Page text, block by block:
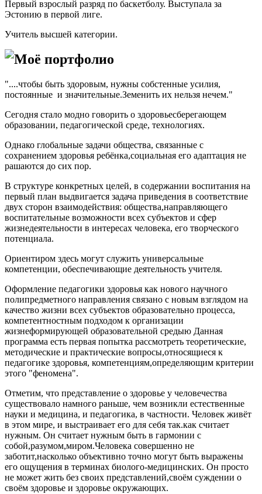
Первый взрослый разряд по баскетболу. Выступала за
Эстонию в первой лиге.
Учитель высшей категории.
Моё портфолио
"....чтобы быть здоровым, нужны собстенные усилия,
постоянные и значительные.Земенить их нельзя нечем."
Сегодня стало модно говорить о здоровьесберегающем
образовании, педагогической среде, технологиях.
Однако глобальные задачи общества, связанные с
сохранением здоровья ребёнка,социальная его адаптация не
рашаются до сих пор.
В структуре конкретных целей, в содержании воспитания на
первый план выдвигается задача приведения в соответствие
двух сторон взаимодействия: общества,направляющего
воспитательные возможности всех субъектов и сфер
жизнедеятельности в интересах человека, его творческого
потенциала.
Ориентиром здесь могут служить универсальные
компетенции, обеспечивающие деятельность учителя.
Оформление педагогики здоровья как нового научного
полипредметного направления связано с новым взглядом на
качество жизни всех субъектов образовательно процесса,
компетентностным подходом к организации
жизнеформирующей образовательной средыю Данная
программа есть первая попытка рассмотреть теоретические,
методические и практические вопросы,относящиеся к
педагогике здоровья, компетенциям,определяющим критерии
этого "феномена".
Отметим, что представление о здоровье у человечества
существовало намного раньше, чем возникли естественные
науки и медицина, и педагогика, в частности. Человек живёт
в этом мире, и выстраивает его для себя так.как считает
нужным. Он считает нужным быть в гармонии с
собой,разумом,миром.Человека совершенно не
заботит,насколько объективно точно могут быть выражены
его ощущения в терминах биолого-медицинских. Он просто
не может жить без своих представлений,своём суждении о
своём здоровье и здоровье окружающих.